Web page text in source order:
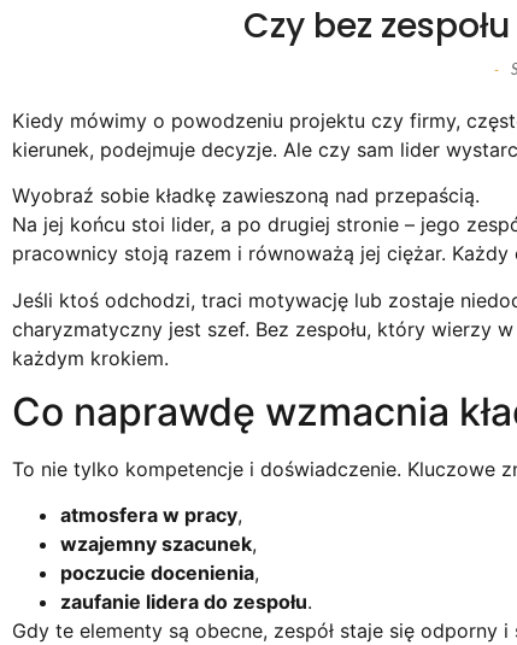
Czy bez
-
Kiedy mówimy o powodzeniu projektu czy firmy,
kierunek, podejmuje decyzje. Ale czy sam lider
Wyobraź sobie kładkę zawieszoną nad przepaścią.
Na jej końcu stoi lider, a po drugiej stronie – jego
pracownicy stoją razem i równoważą jej ciężar.
Jeśli ktoś odchodzi, traci motywację lub zostaje
charyzmatyczny jest szef. Bez zespołu, który wierzy
każdym krokiem.
Co naprawdę wzmacnia
To nie tylko kompetencje i doświadczenie. Kluczowe
atmosfera w pracy,
wzajemny szacunek,
poczucie docenienia,
zaufanie lidera do zespołu.
Gdy te elementy są obecne, zespół staje się odporny